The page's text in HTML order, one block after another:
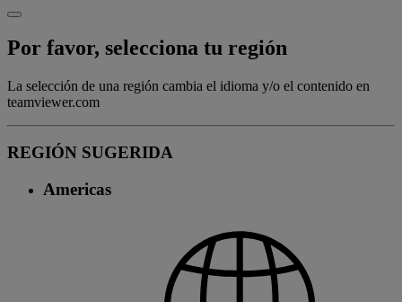
Por favor, selecciona tu región
La selección de una región cambia el idioma y/o el contenido en
teamviewer.com
REGIÓN SUGERIDA
Americas